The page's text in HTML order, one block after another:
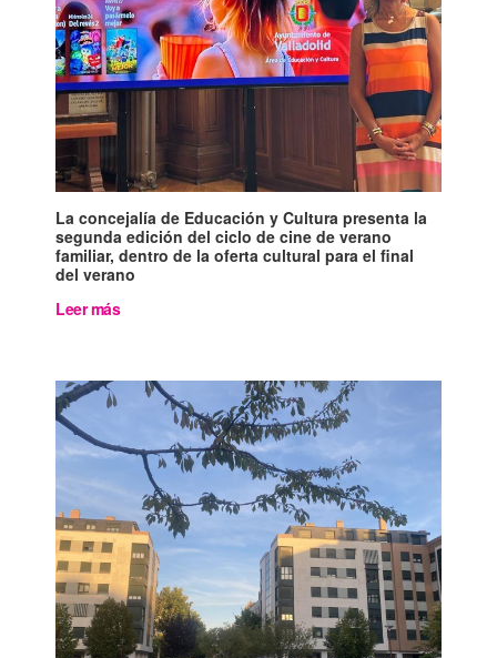
La concejalía de Educación y Cultura presenta la
segunda edición del ciclo de cine de verano
familiar, dentro de la oferta cultural para el final
del verano
Leer más